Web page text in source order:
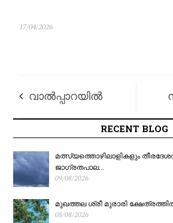
17/04/2026
വാൽപ്പാറയിൽ
വിനോദസഞ്ചാര
വാഹനം
കൊക്കയിലേക്ക്
മറിഞ്ഞ് എട്ട് മരണം;
RECENT BLOG
മത്സ്യത്തൊഴിലാളികളും
ജാഗ്രതപാല...
09/08/2026
മുഖത്തല ശ്രീ മുരാരി
08/08/2026